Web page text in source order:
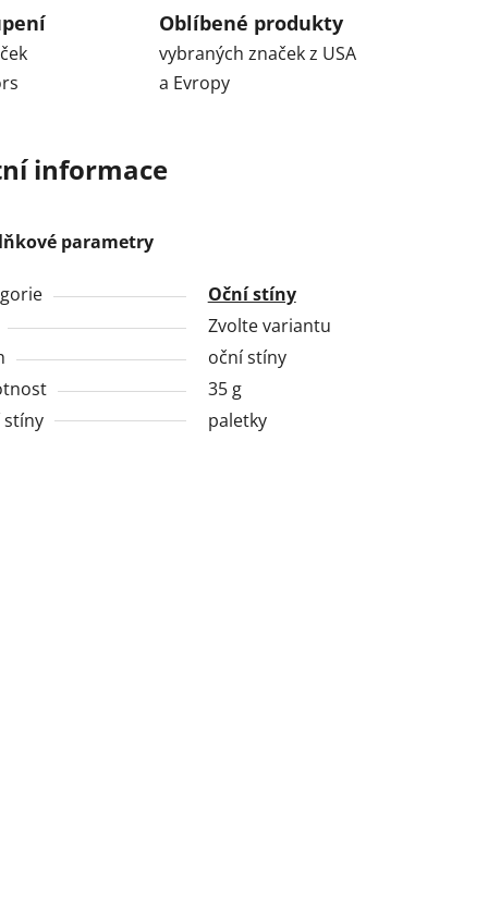
Oblíbené produkty
vybraných značek z USA
a Evropy
informace
parametry
Oční stíny
Zvolte variantu
oční stíny
35 g
stíny
paletky